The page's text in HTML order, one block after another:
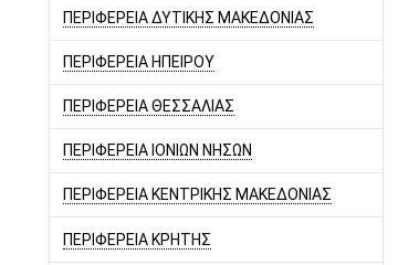
ΠΕΡΙΦΕΡΕΙΑ ΔΥΤΙΚΗΣ ΜΑΚΕΔΟΝΙΑΣ
ΠΕΡΙΦΕΡΕΙΑ ΗΠΕΙΡΟΥ
ΠΕΡΙΦΕΡΕΙΑ ΘΕΣΣΑΛΙΑΣ
ΠΕΡΙΦΕΡΕΙΑ ΙΟΝΙΩΝ ΝΗΣΩΝ
ΠΕΡΙΦΕΡΕΙΑ ΚΕΝΤΡΙΚΗΣ ΜΑΚΕΔΟΝΙΑΣ
ΠΕΡΙΦΕΡΕΙΑ ΚΡΗΤΗΣ